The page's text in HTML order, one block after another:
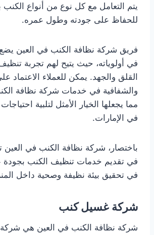
يتم التعامل مع كل نوع من أنواع الكنب
للحفاظ على جودته وطول عمره.
فريق شركة نظافة الكنب في العين
في أولوياته، حيث يتيح لهم تجربة
القلق والجهد. يمكن للعملاء الاعتماد
والشفافية في خدمات شركة نظافة
مما يجعلها الخيار الأمثل لتلبية
في الإمارات.
باختصار، شركة نظافة الكنب في العين
في تقديم خدمات تنظيف الكنب بجودة
في تحقيق بيئة نظيفة وصحية داخل
شركة غسيل كنب
شركة نظافة الكنب في العين هي